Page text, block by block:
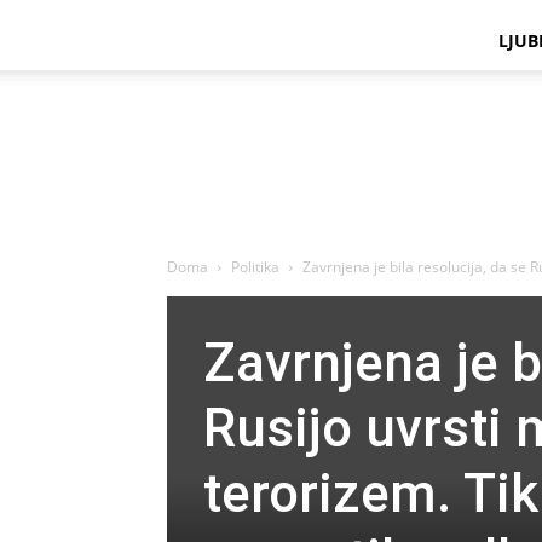
Doma Politika Zavrnjena je bila resolucija, da se
Zavrnjena je
Rusijo uvrsti
terorizem.